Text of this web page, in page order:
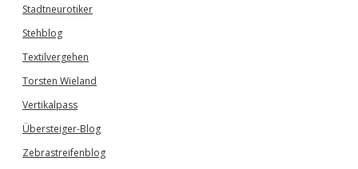
Stadtneurotiker
Stehblog
Textilvergehen
Torsten Wieland
Vertikalpass
Übersteiger-Blog
Zebrastreifenblog